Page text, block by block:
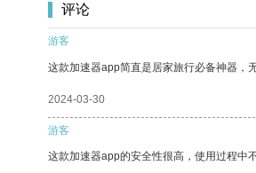
评论
游客
这款加速器app简直是居家旅行必备神器，
2024-03-30
游客
这款加速器app的安全性很高，使用过程中